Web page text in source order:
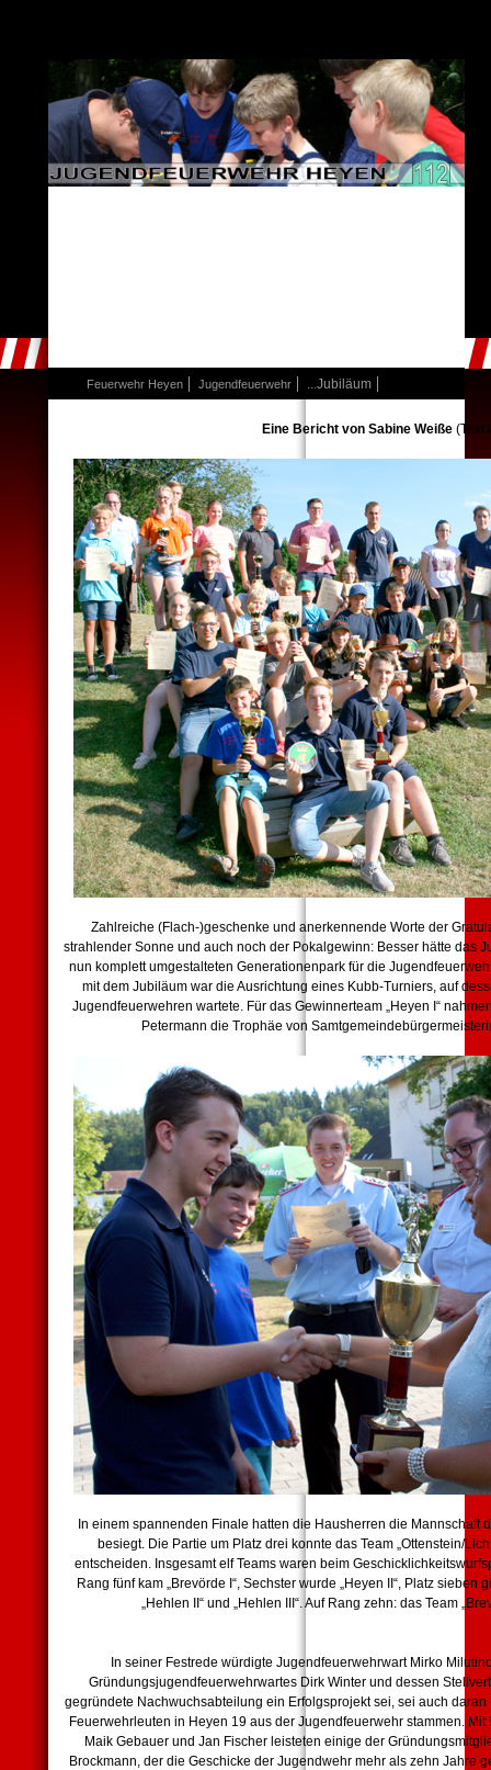
Feuerwehr Heyen Jugendfeuerwehr ...Jubiläum
Eine Bericht von Sabine Weiße (Text
Zahlreiche (Flach-)geschenke und anerkennende Worte der
strahlender Sonne und auch noch der Pokalgewinn: Besser hätte das
nun komplett umgestalteten Generationenpark für die
mit dem Jubiläum war die Ausrichtung eines Kubb-Turniers, auf
Jugendfeuerwehren wartete. Für das Gewinnerteam „Heyen I“
Petermann die Trophäe von
In einem spannenden Finale hatten die Hausherren die Mannschaft
besiegt. Die Partie um Platz drei konnte das Team „Ottenstein/
entscheiden. Insgesamt elf Teams waren beim
Rang fünf kam „Brevörde I“, Sechster wurde „Heyen II“, Platz
„Hehlen II“ und „Hehlen III“. Auf Rang zehn: das Team
In seiner Festrede würdigte Jugendfeuerwehrwart Mirko
Gründungsjugendfeuerwehrwartes Dirk Winter und dessen
gegründete Nachwuchsabteilung ein Erfolgsprojekt sei, sei auch
Feuerwehrleuten in Heyen 19 aus der Jugendfeuerwehr stammen. Mit
Maik Gebauer und Jan Fischer leisteten einige der
Brockmann, der die Geschicke der Jugendwehr mehr als zehn Jahre